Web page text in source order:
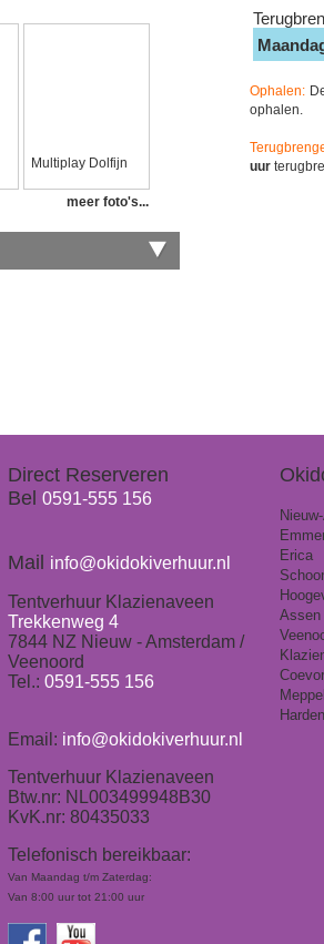
Multiplay Dolfijn
meer foto's...
Ophalen:
ophalen.
uur
Direct Reserveren
Bel 0591-555 156
Mail info@okidokiverhuur.nl
Tentverhuur Klazienaveen
Trekkenweg 4
7844 NZ Nieuw - Amsterdam /
Veenoord
Tel.: 0591-555 156
Email: info@okidokiverhuur.nl
Tentverhuur Klazienaveen
Btw.nr: NL003499948B30
KvK.nr: 80435033
Telefonisch bereikbaar:
Van Maandag t/m Zaterdag:
Van 8:00 uur tot 21:00 uur
Erica
Assen
Meppel